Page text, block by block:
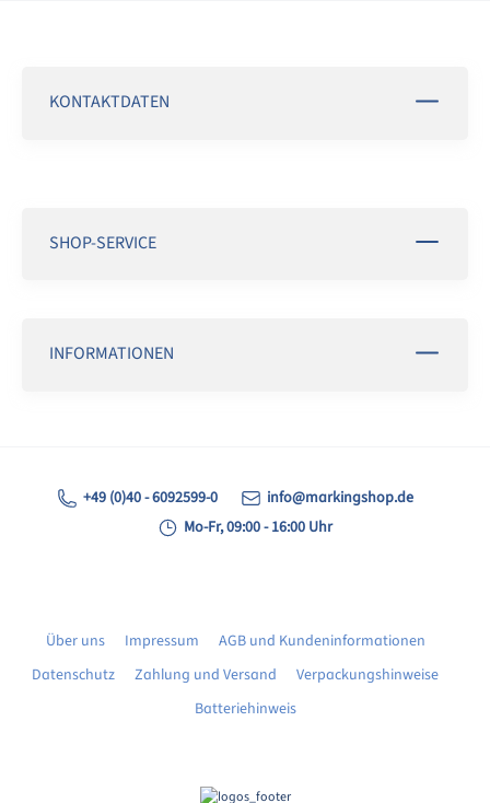
KONTAKTDATEN
SHOP-SERVICE
INFORMATIONEN
+49 (0)40 - 6092599-0
info@markingshop.de
Mo-Fr, 09:00 - 16:00 Uhr
Über uns Impressum
AGB und Kundeninformationen
Datenschutz
Zahlung und Versand
Verpackungshinweise
Batteriehinweis